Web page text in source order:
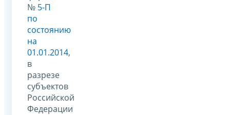
№ 5-П
по
состоянию
на
01.01.2014,
в
разрезе
субъектов
Российской
Федерации